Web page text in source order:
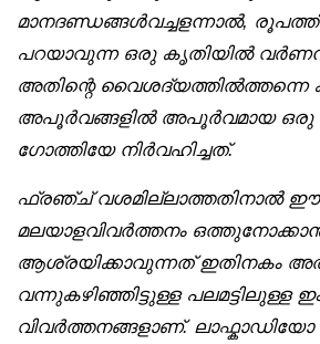
മാനദണ്ഡങ്ങൾവച്ചളന്നാൽ,
പറയാവുന്ന ഒരു കൃതിയിൽ
അതിന്റെ വൈശദ്യത്തിൽത്തന്നെ
അപൂർവങ്ങളിൽ അപൂർവമായ
ഗോത്തിയേ നിർവഹിച്ചത്.
ഫ്രഞ്ച് വശമില്ലാത്തതിനാൽ ഈ
മലയാളവിവർത്തനം
ആശ്രയിക്കാവുന്നത് ഇതിനകം
വന്നുകഴിഞ്ഞിട്ടുള്ള പലമട്ടിലുള്ള
വിവർത്തനങ്ങളാണ്.